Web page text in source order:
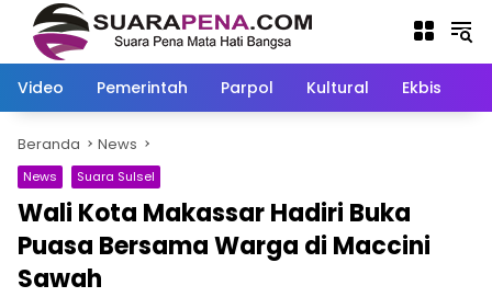
Video Pemerintah Parpol Kultural Ekbis
Beranda News
News Suara Sulsel
Wali Kota Makassar Hadiri Buka
Puasa Bersama Warga di Maccini
Sawah